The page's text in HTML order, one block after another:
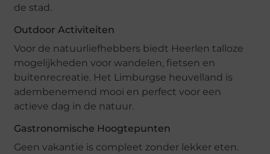
de stad.
Outdoor Activiteiten
Voor de natuurliefhebbers biedt Heerlen talloze
mogelijkheden voor wandelen, fietsen en
buitenrecreatie. Het Limburgse heuvelland is
adembenemend mooi en perfect voor een
actieve dag in de natuur.
Gastronomische Hoogtepunten
Geen vakantie is compleet zonder lekker eten.